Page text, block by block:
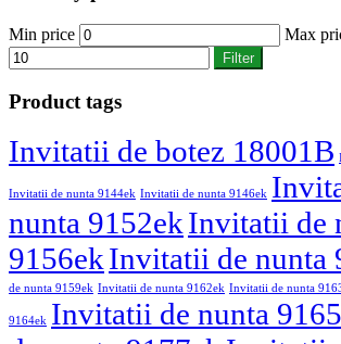
Min price Max
Filter
Product tags
Invitatii de botez 18001B
Invitatii de nunta 9144ek Invitatii de nunta 9146ek
nunta 9152ekInvitatii de
9156ekInvitatii de nunta
de nunta 9159ek Invitatii de nunta 9162ek Invitatii de nunta
9164ek Invitatii de nunta